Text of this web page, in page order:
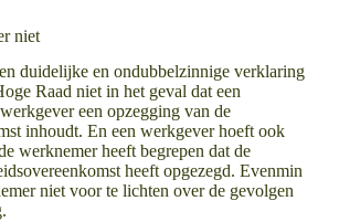
niet
duidelijke en ondubbelzinnige verklaring
Raad niet in het geval dat een
een opzegging van de
inhoudt. En een werkgever hoeft ook
werknemer heeft begrepen dat de
heeft opgezegd. Evenmin
niet voor te lichten over de gevolgen